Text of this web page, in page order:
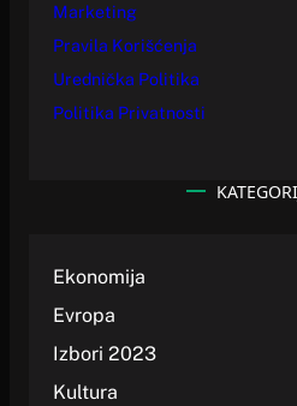
Marketing
Pravila Korišćenja
Urednička Politika
Politika Privatnosti
Ekonomija
Evropa
Izbori 2023
Kultura